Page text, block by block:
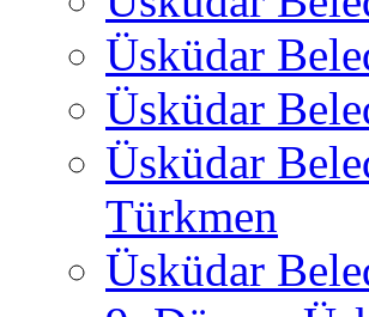
Üsküdar
Üsküdar
Üsküdar
Türkmen
Üsküdar